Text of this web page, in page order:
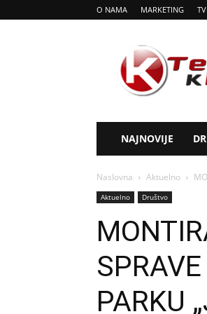
O NAMA MARKETING
Tv
Kladovo
NAJNOVIJE
Naslovna Aktuelno
Aktuelno Društvo
PARKU